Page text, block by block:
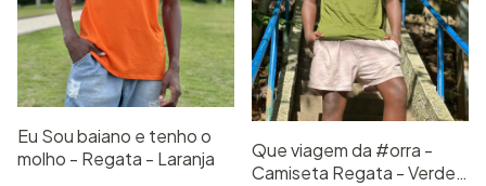
Eu Sou baiano e tenho o
molho - Regata - Laranja
Que viagem da #orra -
Camiseta Regata - Verde